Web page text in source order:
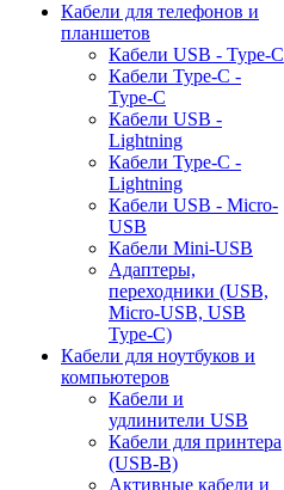
Кабели для телефонов и
планшетов
Кабели USB - Type-C
Кабели Type-C -
Type-C
Кабели USB -
Lightning
Кабели Type-C -
Lightning
Кабели USB - Micro-
USB
Кабели Mini-USB
Адаптеры,
переходники (USB,
Micro-USB, USB
Type-C)
Кабели для ноутбуков и
компьютеров
Кабели и
удлинители USB
Кабели для принтера
(USB-B)
Активные кабели и